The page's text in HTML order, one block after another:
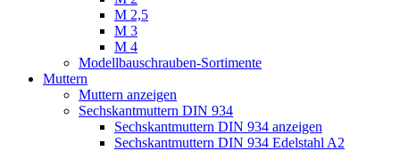
M 2,5
M 3
M 4
Modellbauschrauben-Sortimente
Muttern
Muttern anzeigen
Sechskantmuttern DIN 934
Sechskantmuttern DIN 934 anzeigen
Sechskantmuttern DIN 934 Edelstahl A2